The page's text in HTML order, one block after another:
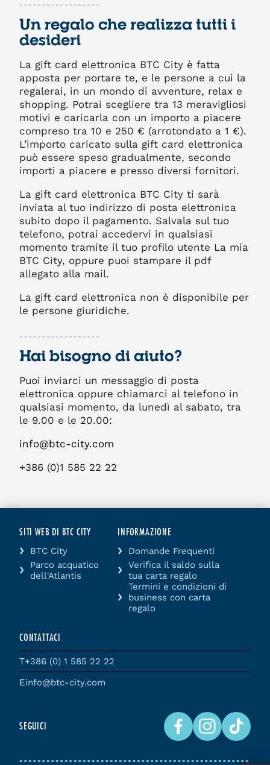
Un regalo che realizza tutti i
desideri
La gift card elettronica BTC City è fatta
apposta per portare te, e le persone a cui la
regalerai, in un mondo di avventure, relax e
shopping. Potrai scegliere tra 13 meravigliosi
motivi e caricarla con un importo a piacere
compreso tra 10 e 250 € (arrotondato a 1 €).
L’importo caricato sulla gift card elettronica
può essere speso gradualmente, secondo
importi a piacere e presso diversi fornitori.
La gift card elettronica BTC City ti sarà
inviata al tuo indirizzo di posta elettronica
subito dopo il pagamento. Salvala sul tuo
telefono, potrai accedervi in qualsiasi
momento tramite il tuo profilo utente La mia
BTC City, oppure puoi stampare il pdf
allegato alla mail.
La gift card elettronica non è disponibile per
le persone giuridiche.
Hai bisogno di aiuto?
Puoi inviarci un messaggio di posta
elettronica oppure chiamarci al telefono in
qualsiasi momento, da lunedì al sabato, tra
le 9.00 e le 20.00:
info@btc-city.com
+386 (0)1 585 22 22
SITI WEB DI BTC CITY
BTC City
Parco acquatico
dell'Atlantis
INFORMAZIONE
Domande Frequenti
Verifica il saldo sulla
tua carta regalo
Termini e condizioni di
business con carta
regalo
CONTATTACI
T+386 (0) 1 585 22 22
Einfo@btc-city.com
SEGUICI